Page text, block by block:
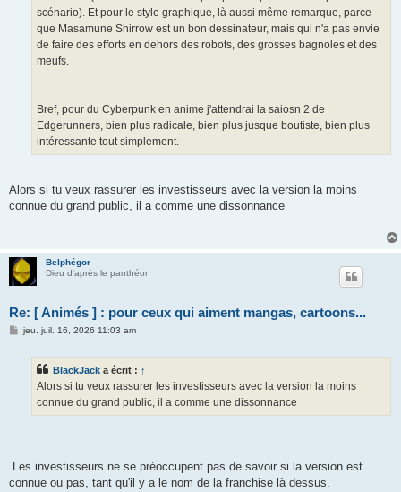
scénario). Et pour le style graphique, là aussi même remarque, parce
que Masamune Shirrow est un bon dessinateur, mais qui n'a pas envie
de faire des efforts en dehors des robots, des grosses bagnoles et des
meufs.
Bref, pour du Cyberpunk en anime j'attendrai la saiosn 2 de
Edgerunners, bien plus radicale, bien plus jusque boutiste, bien plus
intéressante tout simplement.
Alors si tu veux rassurer les investisseurs avec la version la moins
connue du grand public, il a comme une dissonnance
Belphégor
Dieu d'après le panthéon
Re: [ Animés ] : pour ceux qui aiment mangas, cartoons...
Mjeu. juil. 16, 2026 11:03 am
BlackJack a écrit : ↑
Alors si tu veux rassurer les investisseurs avec la version la moins
connue du grand public, il a comme une dissonnance
Les investisseurs ne se préoccupent pas de savoir si la version est
connue ou pas, tant qu'il y a le nom de la franchise là dessus.